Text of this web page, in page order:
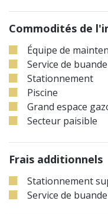
Commodités de
Équipe de
Service de
Stationnement
Piscine
Grand espace
Secteur paisible
Frais additionnels
Stationnement
Service de